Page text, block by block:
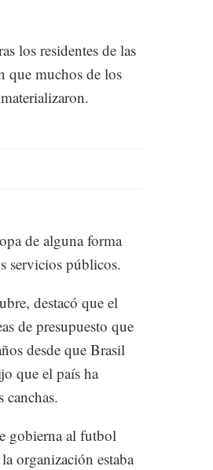
los residentes de las
que muchos de los
de alguna forma
servicios públicos.
destacó que el
de presupuesto que
desde que Brasil
que el país ha
canchas.
gobierna al futbol
organización estaba